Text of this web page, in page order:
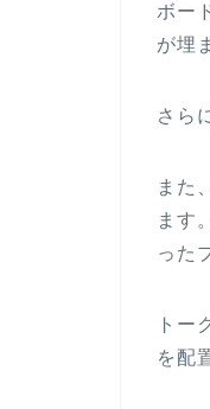
ボー
が埋
さら
また
ます
った
トー
を配